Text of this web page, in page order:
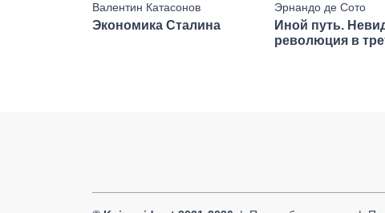
Валентин Катасонов
Экономика Сталина
Эрнандо де Сото
Иной путь.
революция в